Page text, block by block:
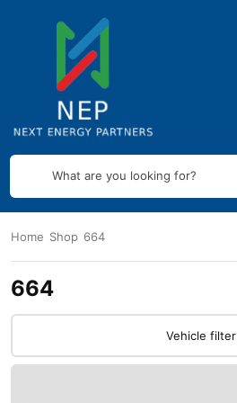
What are you looking for?
Home Shop 664
664
Vehicle filter